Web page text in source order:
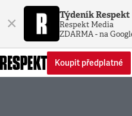
× Týdeník Respekt
Respekt Media
ZDARMA - na
Koupit předplatné